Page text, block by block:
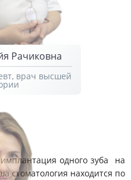
Рачиковна
врач высшей
одного зуба на
стоматология находится по